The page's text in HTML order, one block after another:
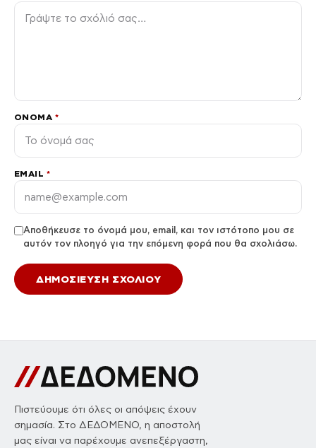
ΌΝΟΜΑ *
EMAIL *
Αποθήκευσε το όνομά μου, email, και τον ιστότοπο μου σε
αυτόν τον πλοηγό για την επόμενη φορά που θα σχολιάσω.
Πιστεύουμε ότι όλες οι απόψεις έχουν
σημασία. Στο ΔΕΔΟΜΕΝΟ, η αποστολή
μας είναι να παρέχουμε ανεπεξέργαστη,